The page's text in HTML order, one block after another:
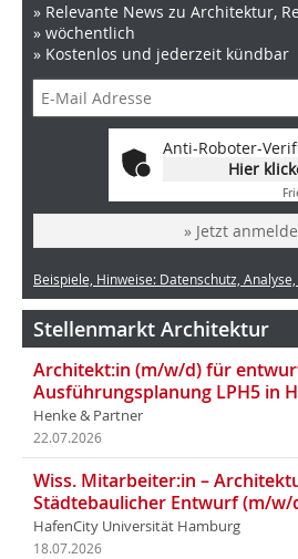
» Relevante News zu Architektur,
» wöchentlich
» Kostenlos und jederzeit kündbar
Anti-Roboter-
Hier
» Jetzt
Beispiele, Hinweise: Datenschutz,
Stellenmarkt Architektur
Architekt:in (m/w/d) für
Ausführungsplanung LPH5 in
Henke & Partner
22.07.2026
Wiss. Mitarbeiter:in –
Städtebaulicher Entwurf (m/w/
HafenCity Universität Hamburg
18.07.2026